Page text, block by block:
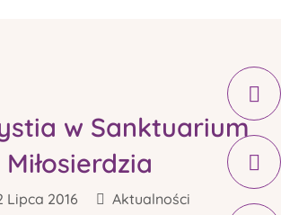
w Sanktuarium
Miłosierdzia
Lipca 2016 Aktualności